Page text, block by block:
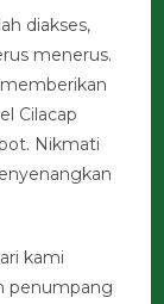
diakses,
menerus.
Cilacap
Nikmati
kami
penumpang